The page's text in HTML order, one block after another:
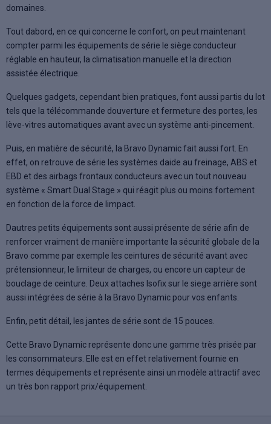
domaines.
Tout dabord, en ce qui concerne le confort, on peut maintenant
compter parmi les équipements de série le siège conducteur
réglable en hauteur, la climatisation manuelle et la direction
assistée électrique.
Quelques gadgets, cependant bien pratiques, font aussi partis du lot
tels que la télécommande douverture et fermeture des portes, les
lève-vitres automatiques avant avec un système anti-pincement.
Puis, en matière de sécurité, la Bravo Dynamic fait aussi fort. En
effet, on retrouve de série les systèmes daide au freinage, ABS et
EBD et des airbags frontaux conducteurs avec un tout nouveau
système « Smart Dual Stage » qui réagit plus ou moins fortement
en fonction de la force de limpact.
Dautres petits équipements sont aussi présente de série afin de
renforcer vraiment de manière importante la sécurité globale de la
Bravo comme par exemple les ceintures de sécurité avant avec
prétensionneur, le limiteur de charges, ou encore un capteur de
bouclage de ceinture. Deux attaches Isofix sur le siege arrière sont
aussi intégrées de série à la Bravo Dynamic pour vos enfants.
Enfin, petit détail, les jantes de série sont de 15 pouces.
Cette Bravo Dynamic représente donc une gamme très prisée par
les consommateurs. Elle est en effet relativement fournie en
termes déquipements et représente ainsi un modèle attractif avec
un très bon rapport prix/équipement.